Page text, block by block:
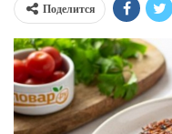
Поделится